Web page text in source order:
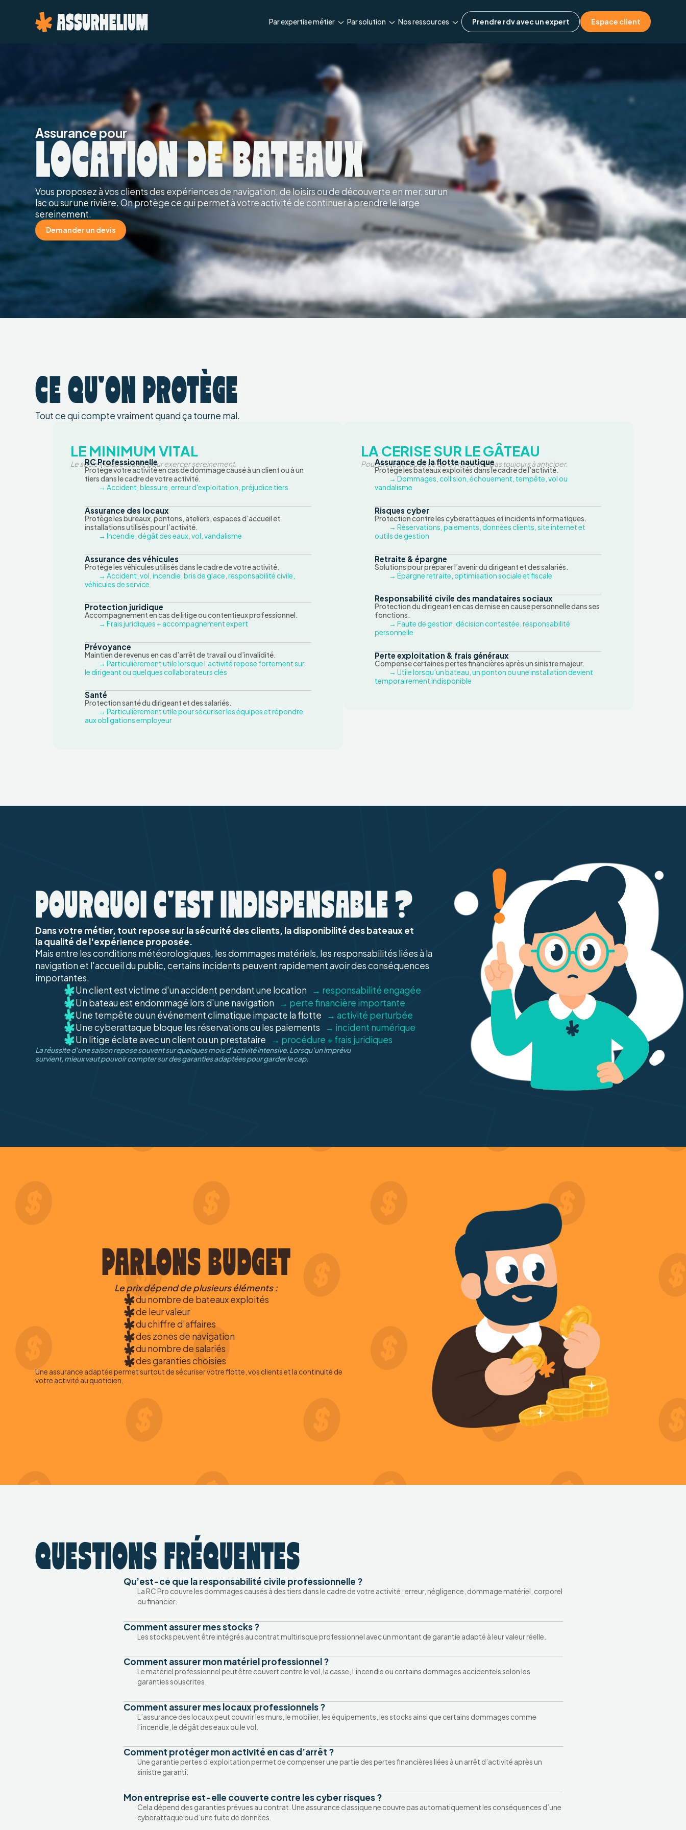
Par expertise métier Par solution Nos ressources Prendre rdv avec un expert Espace client
Assurance pour
LOCATION DE BATEAUX
Vous proposez à vos clients des expériences de navigation, de loisirs ou de découverte en mer, sur un
lac ou sur une rivière. On protège ce qui permet à votre activité de continuer à prendre le large
sereinement.
Demander un devis
CE QU'ON PROTÈGE
Tout ce qui compte vraiment quand ça tourne mal.
LE MINIMUM VITAL
Le socle indispensable pour exercer sereinement.
RC Professionnelle
Protège votre activité en cas de dommage causé à un client ou à un
tiers dans le cadre de votre activité.
→ Accident, blessure, erreur d'exploitation, préjudice tiers
Assurance des locaux
Protège les bureaux, pontons, ateliers, espaces d'accueil et
installations utilisés pour l’activité.
→ Incendie, dégât des eaux, vol, vandalisme
Assurance des véhicules
Protège les véhicules utilisés dans le cadre de votre activité.
→ Accident, vol, incendie, bris de glace, responsabilité civile,
véhicules de service
Protection juridique
Accompagnement en cas de litige ou contentieux professionnel.
→ Frais juridiques + accompagnement expert
Prévoyance
Maintien de revenus en cas d’arrêt de travail ou d’invalidité.
→ Particulièrement utile lorsque l’activité repose fortement sur
le dirigeant ou quelques collaborateurs clés
Santé
Protection santé du dirigeant et des salariés.
→ Particulièrement utile pour sécuriser les équipes et répondre
aux obligations employeur
LA CERISE SUR LE GÂTEAU
Pour protéger aussi ce qu’on ne pense pas toujours à anticiper.
Assurance de la flotte nautique
Protège les bateaux exploités dans le cadre de l’activité.
→ Dommages, collision, échouement, tempête, vol ou
vandalisme
Risques cyber
Protection contre les cyberattaques et incidents informatiques.
→ Réservations, paiements, données clients, site internet et
outils de gestion
Retraite & épargne
Solutions pour préparer l’avenir du dirigeant et des salariés.
→ Épargne retraite, optimisation sociale et fiscale
Responsabilité civile des mandataires sociaux
Protection du dirigeant en cas de mise en cause personnelle dans ses
fonctions.
→ Faute de gestion, décision contestée, responsabilité
personnelle
Perte exploitation & frais généraux
Compense certaines pertes financières après un sinistre majeur.
→ Utile lorsqu’un bateau, un ponton ou une installation devient
temporairement indisponible
POURQUOI C'EST INDISPENSABLE ?
Dans votre métier, tout repose sur la sécurité des clients, la disponibilité des bateaux et
la qualité de l'expérience proposée.
Mais entre les conditions météorologiques, les dommages matériels, les responsabilités liées à la
navigation et l'accueil du public, certains incidents peuvent rapidement avoir des conséquences
importantes.
Un client est victime d'un accident pendant une location
→ responsabilité engagée
Un bateau est endommagé lors d'une navigation
→ perte financière importante
Une tempête ou un événement climatique impacte la flotte
→ activité perturbée
Une cyberattaque bloque les réservations ou les paiements
→ incident numérique
Un litige éclate avec un client ou un prestataire
→ procédure + frais juridiques
La réussite d'une saison repose souvent sur quelques mois d'activité intensive. Lorsqu'un imprévu
survient, mieux vaut pouvoir compter sur des garanties adaptées pour garder le cap.
PARLONS BUDGET
Le prix dépend de plusieurs éléments :
du nombre de bateaux exploités
de leur valeur
du chiffre d’affaires
des zones de navigation
du nombre de salariés
des garanties choisies
Une assurance adaptée permet surtout de sécuriser votre flotte, vos clients et la continuité de
votre activité au quotidien.
QUESTIONS FRÉQUENTES
Qu’est-ce que la responsabilité civile professionnelle ?
La RC Pro couvre les dommages causés à des tiers dans le cadre de votre activité : erreur, négligence, dommage matériel, corporel
ou financier.
Comment assurer mes stocks ?
Les stocks peuvent être intégrés au contrat multirisque professionnel avec un montant de garantie adapté à leur valeur réelle.
Comment assurer mon matériel professionnel ?
Le matériel professionnel peut être couvert contre le vol, la casse, l’incendie ou certains dommages accidentels selon les
garanties souscrites.
Comment assurer mes locaux professionnels ?
L’assurance des locaux peut couvrir les murs, le mobilier, les équipements, les stocks ainsi que certains dommages comme
l’incendie, le dégât des eaux ou le vol.
Comment protéger mon activité en cas d’arrêt ?
Une garantie pertes d’exploitation permet de compenser une partie des pertes financières liées à un arrêt d’activité après un
sinistre garanti.
Mon entreprise est-elle couverte contre les cyber risques ?
Cela dépend des garanties prévues au contrat. Une assurance classique ne couvre pas automatiquement les conséquences d’une
cyberattaque ou d’une fuite de données.